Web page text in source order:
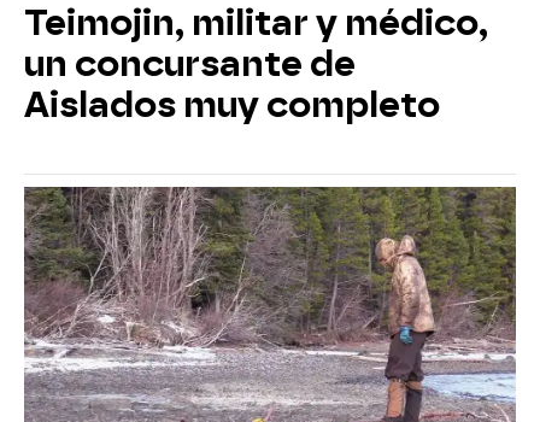
Teimojin, militar y médico,
un concursante de
Aislados muy completo